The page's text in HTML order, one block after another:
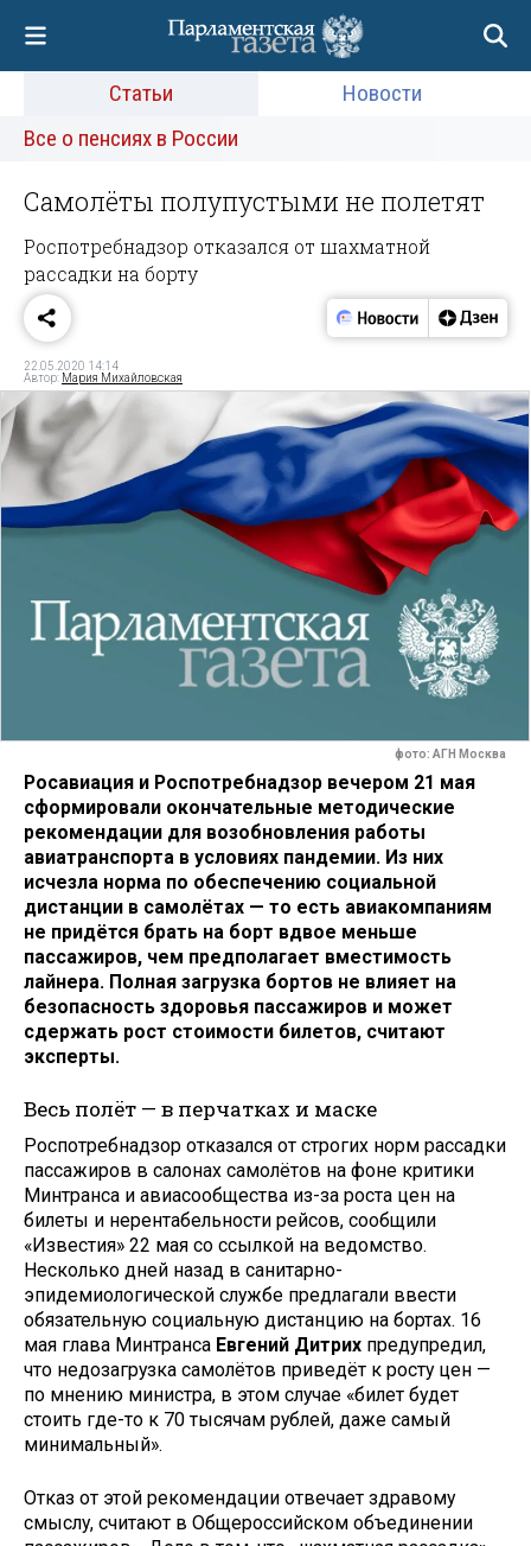
Статьи
Новости
Все о пенсиях в России
Самолёты полупустыми не полетят
Роспотребнадзор отказался от шахматной
рассадки на борту
22.05.2020 14:14
Автор: Мария Михайловская
фото: АГН Москва
Росавиация и Роспотребнадзор вечером 21 мая
сформировали окончательные методические
рекомендации для возобновления работы
авиатранспорта в условиях пандемии. Из них
исчезла норма по обеспечению социальной
дистанции в самолётах — то есть авиакомпаниям
не придётся брать на борт вдвое меньше
пассажиров, чем предполагает вместимость
лайнера. Полная загрузка бортов не влияет на
безопасность здоровья пассажиров и может
сдержать рост стоимости билетов, считают
эксперты.
Весь полёт — в перчатках и маске
Роспотребнадзор отказался от строгих норм рассадки
пассажиров в салонах самолётов на фоне критики
Минтранса и авиасообщества из-за роста цен на
билеты и нерентабельности рейсов, сообщили
«Известия» 22 мая со ссылкой на ведомство.
Несколько дней назад в санитарно-
эпидемиологической службе предлагали ввести
обязательную социальную дистанцию на бортах. 16
мая глава Минтранса Евгений Дитрих предупредил,
что недозагрузка самолётов приведёт к росту цен —
по мнению министра, в этом случае «билет будет
стоить где-то к 70 тысячам рублей, даже самый
минимальный».
Отказ от этой рекомендации отвечает здравому
смыслу, считают в Общероссийском объединении